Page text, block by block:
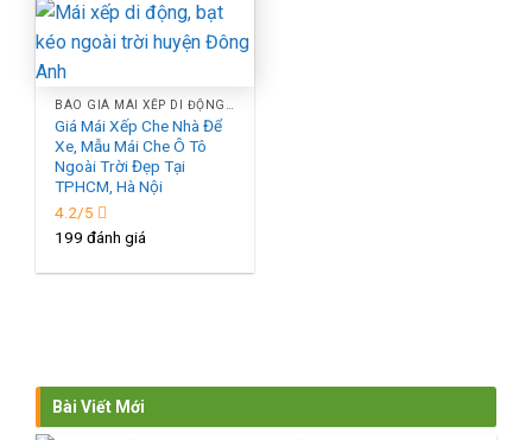
Giá Mái Xếp Che Nhà Để
Xe, Mẫu Mái Che Ô Tô
Ngoài Trời Đẹp Tại
TPHCM, Hà Nội
4.2/5
199 đánh giá
Bài Viết Mới